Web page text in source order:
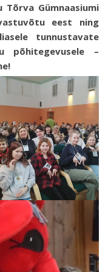
Gümnaasiumi
eest ning
tunnustavate
põhitegevusele –